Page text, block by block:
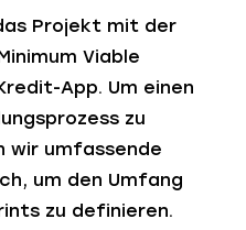
Projekt mit der
Viable
App. Um einen
zu
wir umfassende
um den Umfang
zu definieren.